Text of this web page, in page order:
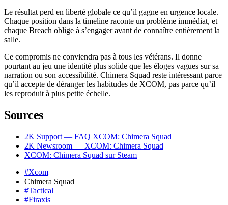
Le résultat perd en liberté globale ce qu’il gagne en urgence locale.
Chaque position dans la timeline raconte un problème immédiat, et
chaque Breach oblige à s’engager avant de connaître entièrement la
salle.
Ce compromis ne conviendra pas à tous les vétérans. Il donne
pourtant au jeu une identité plus solide que les éloges vagues sur sa
narration ou son accessibilité. Chimera Squad reste intéressant parce
qu’il accepte de déranger les habitudes de XCOM, pas parce qu’il
les reproduit à plus petite échelle.
Sources
2K Support — FAQ XCOM: Chimera Squad
2K Newsroom — XCOM: Chimera Squad
XCOM: Chimera Squad sur Steam
#Xcom
Chimera Squad
#Tactical
#Firaxis